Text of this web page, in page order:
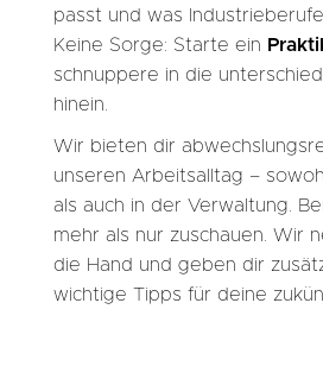
passt und was
Keine Sorge: Starte ein
schnuppere in die
hinein.
Wir bieten dir
unseren Arbeitsalltag –
als auch in der Verwaltung.
mehr als nur zuschauen. Wir
die Hand und geben dir
wichtige Tipps für deine